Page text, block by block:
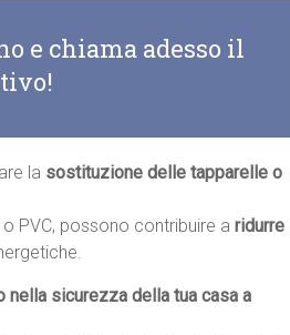
e chiama adesso il
la sostituzione delle tapparelle o
PVC, possono contribuire a ridurre
nella sicurezza della tua casa a